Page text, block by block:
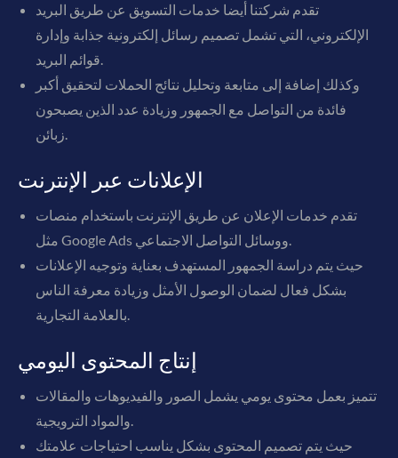
تقدم شركتنا أيضا خدمات التسويق عن طريق البريد
الإلكتروني، التي تشمل تصميم رسائل إلكترونية جذابة وإدارة
قوائم البريد.
وكذلك إضافة إلى متابعة وتحليل نتائج الحملات لتحقيق أكبر
فائدة من التواصل مع الجمهور وزيادة عدد الذين يصبحون
زبائن.
الإعلانات عبر الإنترنت
تقدم خدمات الإعلان عن طريق الإنترنت باستخدام منصات
مثل Google Ads ووسائل التواصل الاجتماعي.
حيث يتم دراسة الجمهور المستهدف بعناية وتوجيه الإعلانات
بشكل فعال لضمان الوصول الأمثل وزيادة معرفة الناس
بالعلامة التجارية.
إنتاج المحتوى اليومي
تتميز بعمل محتوى يومي يشمل الصور والفيديوهات والمقالات
والمواد الترويجية.
حيث يتم تصميم المحتوى بشكل يناسب احتياجات علامتك